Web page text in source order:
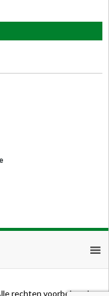
rechten voorbehouden.